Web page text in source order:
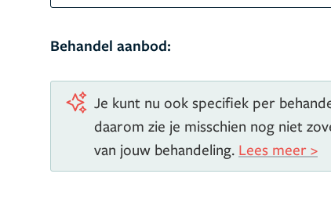
Behandel aanbod:
Je kunt nu ook specifiek per
daarom zie je misschien nog niet
van jouw behandeling. Lees meer >